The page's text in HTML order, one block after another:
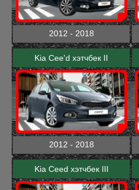
2012 - 2018
Kia Cee'd хэтчбек II
2012 - 2018
Kia Ceed хэтчбек III